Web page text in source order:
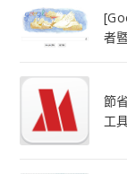
者
節
工